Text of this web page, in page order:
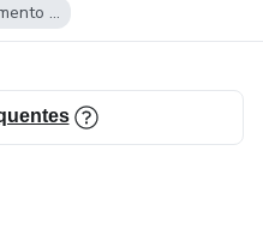
Desenvolvimento Pessoal